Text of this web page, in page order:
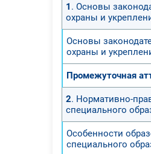
1 . Основы
охраны и
Основы
охраны и
Промежуточная
2. Нормативно-
специального
Особенности
специального